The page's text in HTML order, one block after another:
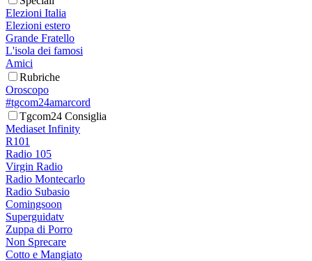
Elezioni Italia
Elezioni estero
Grande Fratello
L'isola dei famosi
Amici
Rubriche
Oroscopo
#tgcom24amarcord
Tgcom24 Consiglia
Mediaset Infinity
R101
Radio 105
Virgin Radio
Radio Montecarlo
Radio Subasio
Comingsoon
Superguidatv
Zuppa di Porro
Non Sprecare
Cotto e Mangiato